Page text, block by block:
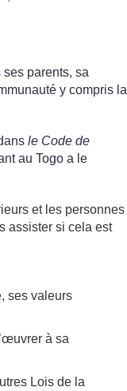
parents, sa
y compris la
le Code de
au Togo a le
et les personnes
assister si cela est
ses valeurs
à sa
Lois de la